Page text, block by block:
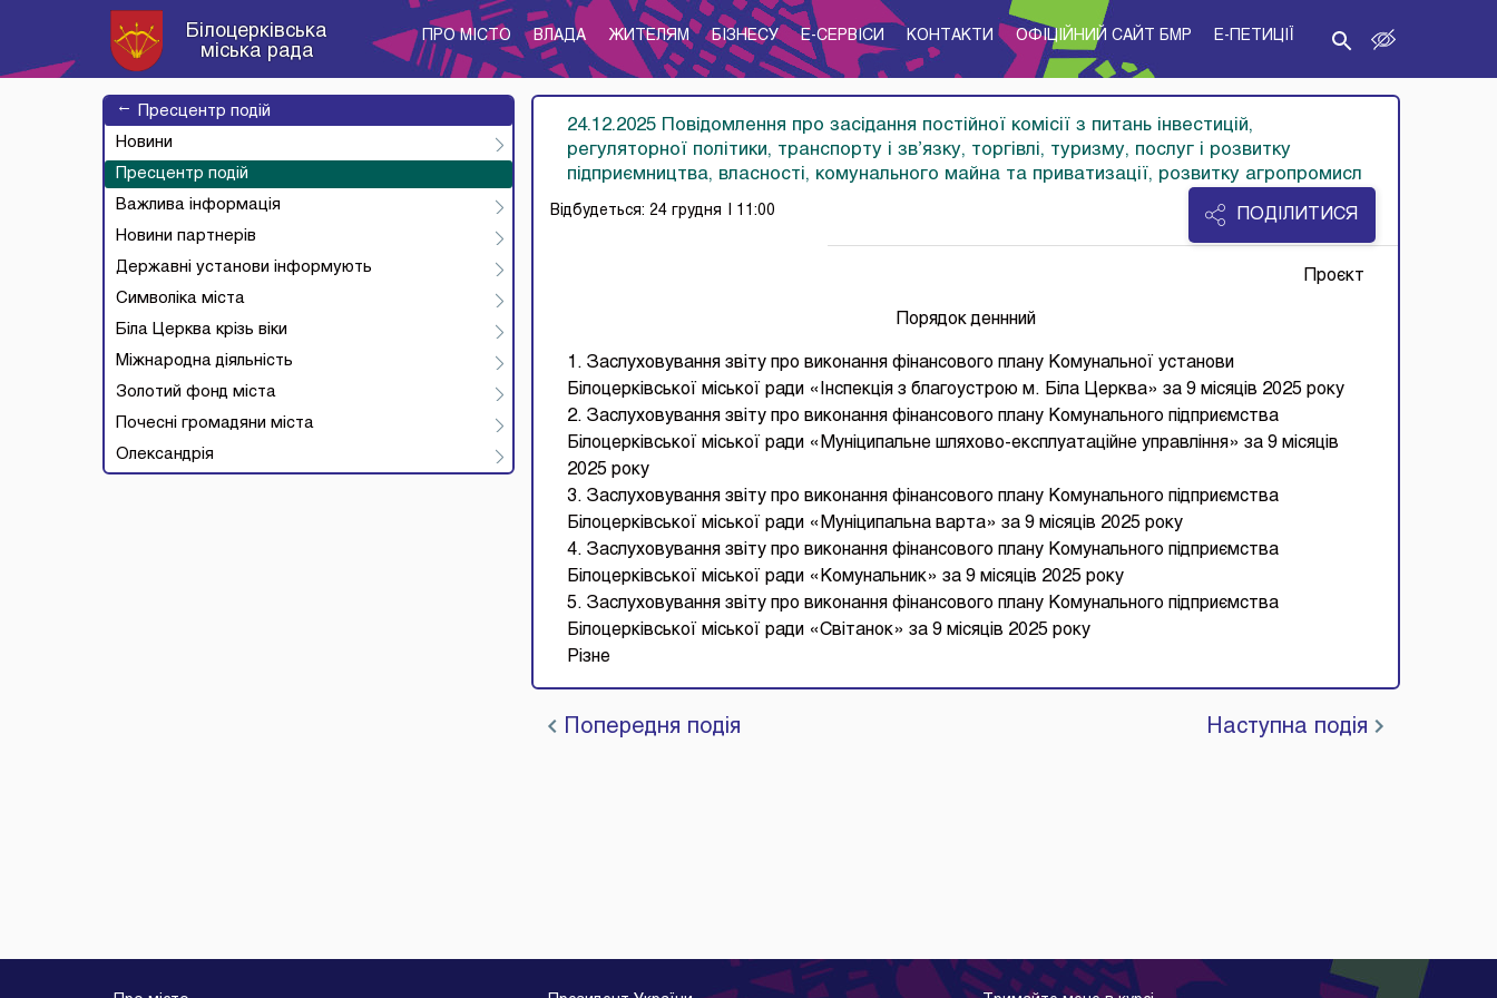
Білоцерківська
міська рада
ПРО МІСТО ВЛАДА ЖИТЕЛЯМ БІЗНЕСУ E-CЕРВІСИ КОНТАКТИ ОФІЦІЙНИЙ САЙТ БМР E-ПЕТИЦІЇ
→
Пресцентр подій
Новини
Пресцентр подій
Важлива інформація
Новини партнерів
Державні установи інформують
Символіка міста
Біла Церква крізь віки
Міжнародна діяльність
Золотий фонд міста
Почесні громадяни міста
Олександрія
24.12.2025 Повідомлення про засідання постійної комісії з питань інвестицій,
регуляторної політики, транспорту і зв’язку, торгівлі, туризму, послуг і розвитку
підприємництва, власності, комунального майна та приватизації, розвитку агропромисл
Відбудеться: 24 грудня | 11:00 ПОДІЛИТИСЯ
Проєкт
Порядок деннний
1. Заслуховування звіту про виконання фінансового плану Комунальної установи
Білоцерківської міської ради «Інспекція з благоустрою м. Біла Церква» за 9 місяців 2025 року
2. Заслуховування звіту про виконання фінансового плану Комунального підприємства
Білоцерківської міської ради «Муніципальне шляхово-експлуатаційне управління» за 9 місяців
2025 року
3. Заслуховування звіту про виконання фінансового плану Комунального підприємства
Білоцерківської міської ради «Муніципальна варта» за 9 місяців 2025 року
4. Заслуховування звіту про виконання фінансового плану Комунального підприємства
Білоцерківської міської ради «Комунальник» за 9 місяців 2025 року
5. Заслуховування звіту про виконання фінансового плану Комунального підприємства
Білоцерківської міської ради «Світанок» за 9 місяців 2025 року
Різне
Попередня подія Наступна подія